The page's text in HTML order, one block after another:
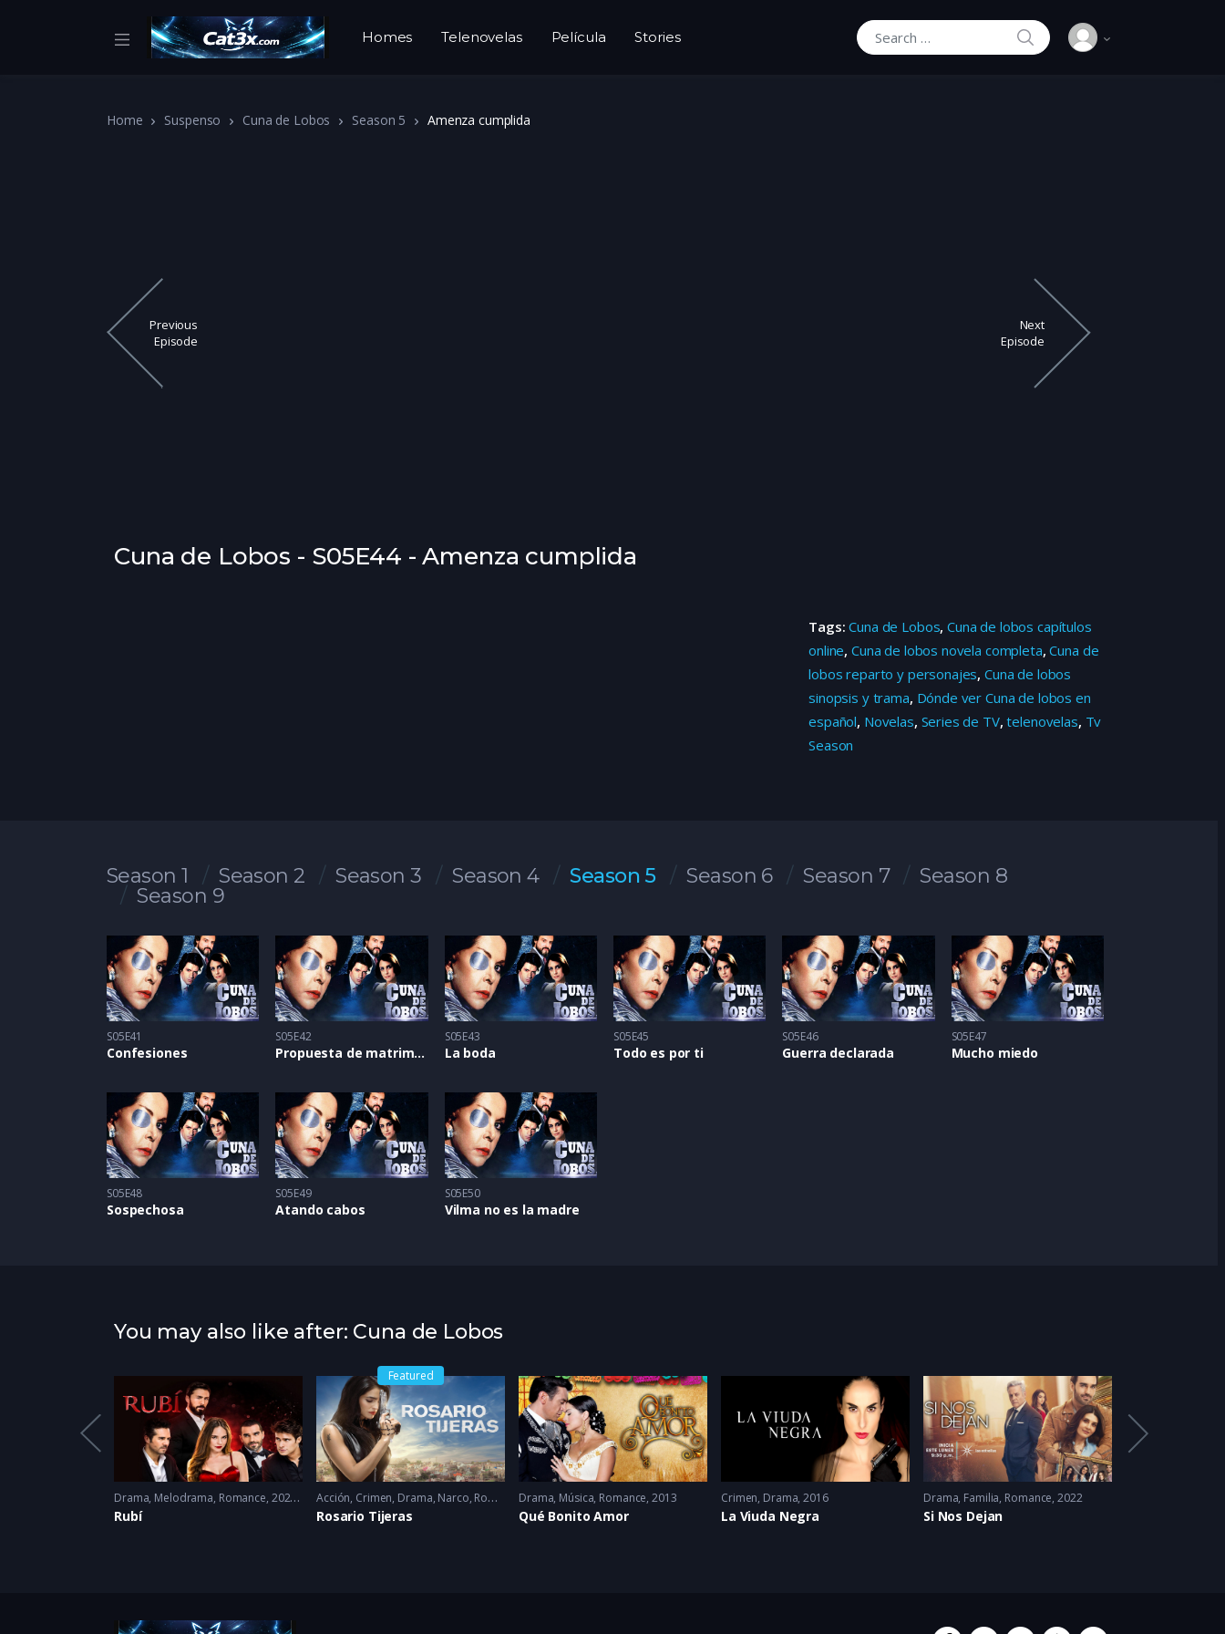
Homes Telenovelas Película Stories
Search for:
SEARCH
Home Suspenso Cuna de Lobos Season 5 Amenza cumplida
Previous
Episode
Next
Episode
Cuna de Lobos - S05E44 - Amenza cumplida
Tags:Cuna de Lobos,Cuna de lobos capítulos
online,Cuna de lobos novela completa,Cuna de
lobos reparto y personajes,Cuna de lobos
sinopsis y trama, Dónde ver Cuna de lobos en
español, Novelas, Series de TV,telenovelas, Tv
Season
Season 1 Season 2 Season 3 Season 4 Season 5 Season 6 Season 7
Season 8
Season 9
S05E41
Confesiones
S05E42
Propuesta de matrimonio
S05E43
La boda
S05E45
Todo es por ti
S05E46
Guerra declarada
S05E47
Mucho miedo
S05E48
Sospechosa
S05E49
Atando cabos
S05E50
Vilma no es la madre
You may also like after: Cuna de Lobos
2025
Drama, Melodrama, Romance 2022 - 2022
Rubí
Featured
Acción, Crimen, Drama, Narco, Romance 2023
Rosario Tijeras
Drama, Música, Romance 2013
Qué Bonito Amor
Crimen, Drama 2016
La Viuda Negra
Drama, Familia, Romance 2022
Si Nos Dejan